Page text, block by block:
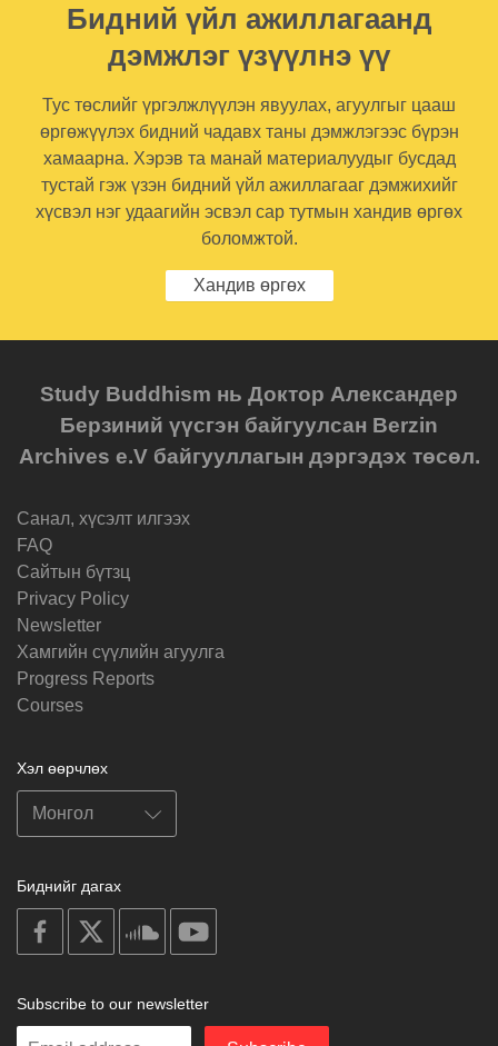
Бидний үйл ажиллагаанд
дэмжлэг үзүүлнэ үү
Тус төслийг үргэлжлүүлэн явуулах, агуулгыг цааш
өргөжүүлэх бидний чадавх таны дэмжлэгээс бүрэн
хамаарна. Хэрэв та манай материалуудыг бусдад
тустай гэж үзэн бидний үйл ажиллагааг дэмжихийг
хүсвэл нэг удаагийн эсвэл сар тутмын хандив өргөх
боломжтой.
Хандив өргөх
Study Buddhism нь Доктор Александер
Берзиний үүсгэн байгуулсан Berzin
Archives e.V байгууллагын дэргэдэх төсөл.
Санал, хүсэлт илгээх
FAQ
Cайтын бүтзц
Privacy Policy
Newsletter
Хамгийн сүүлийн агуулга
Progress Reports
Courses
Хэл өөрчлөх
Биднийг дагах
on
facebook
on
on
soundcloud
Subscribe to our newsletter
Enter